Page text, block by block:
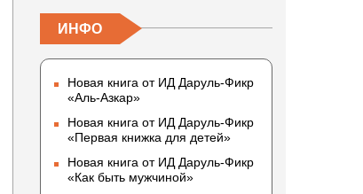
ИНФО
Новая книга от ИД Даруль-Фикр
«Аль-Азкар»
Новая книга от ИД Даруль-Фикр
«Первая книжка для детей»
Новая книга от ИД Даруль-Фикр
«Как быть мужчиной»